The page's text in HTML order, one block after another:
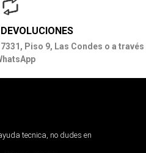
Piso 9, Las Condes o a través
tecnica, no dudes en